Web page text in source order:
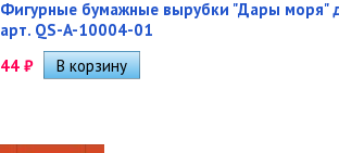
Фигурные бумажные вырубки "Дары моря"
арт. QS-A-10004-01
44 ₽